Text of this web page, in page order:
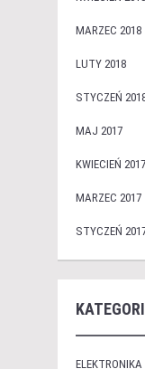
MARZEC 2018
LUTY 2018
STYCZEŃ
MAJ 2017
KWIECIEŃ 2017
MARZEC 2017
STYCZEŃ
ELEKTRONIKA